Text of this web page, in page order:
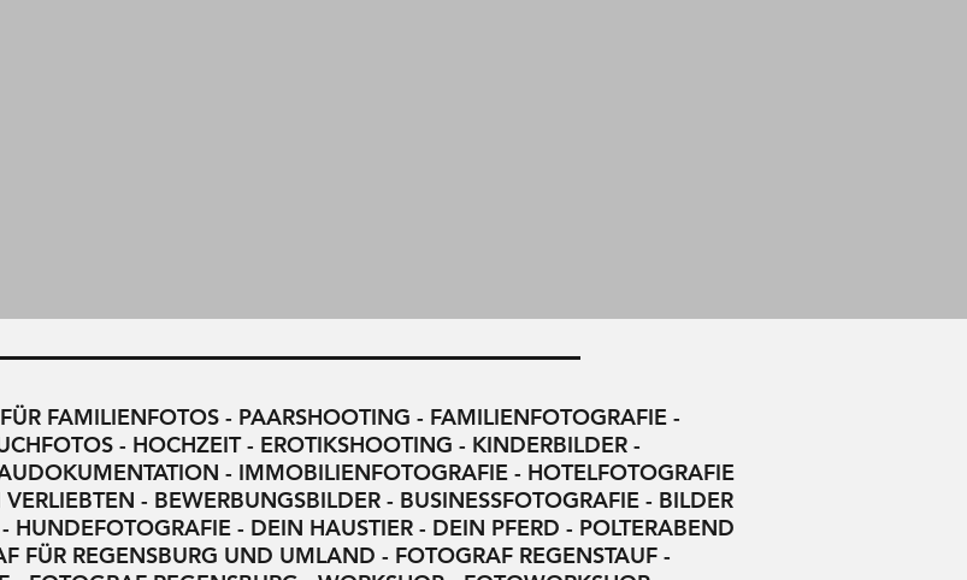
FAMILIENFOTOS - PAARSHOOTING - FAMILIENFOTOGRAFIE -
- HOCHZEIT - EROTIKSHOOTING - KINDERBILDER -
- IMMOBILIENFOTOGRAFIE - HOTELFOTOGRAFIE
- BEWERBUNGSBILDER - BUSINESSFOTOGRAFIE - BILDER
HUNDEFOTOGRAFIE - DEIN HAUSTIER - DEIN PFERD - POLTERABEND
FÜR REGENSBURG UND UMLAND - FOTOGRAF REGENSTAUF -